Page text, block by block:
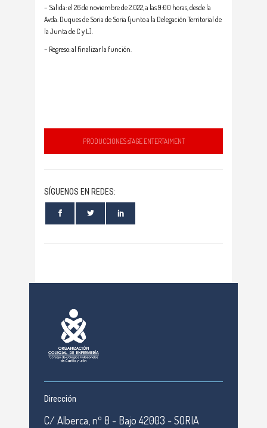
– Salida: el 26 de noviembre de 2.022, a las 9:00 horas, desde la
Avda. Duques de Soria de Soria (junto a la Delegación Territorial de
la Junta de C y L).
– Regreso: al finalizar la función.
PRODUCCIONES sTAGE ENTERTAIMENT
SÍGUENOS EN REDES:
Dirección
C/ Alberca, nº 8 - Bajo 42003 - SORIA